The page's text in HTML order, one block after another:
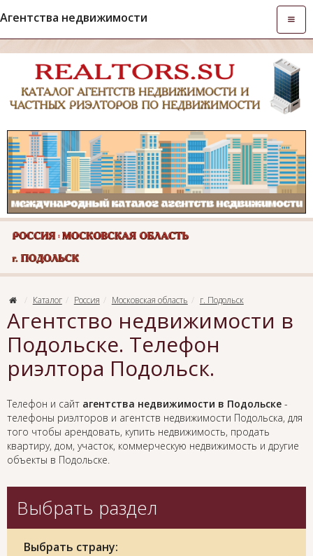
Агентства недвижимости
Каталог Россия Московская область г. Подольск
Агентство недвижимости в
Подольске. Телефон
риэлтора Подольск.
Телефон и сайт агентства недвижимости в Подольске -
телефоны риэлторов и агентств недвижимости Подольска, для
того чтобы арендовать, купить недвижимость, продать
квартиру, дом, участок, коммерческую недвижимость и другие
объекты в Подольске.
Выбрать раздел
Выбрать страну: